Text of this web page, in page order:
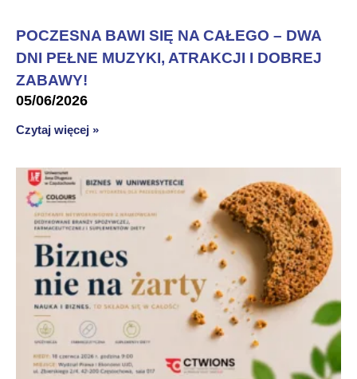
POCZESNA BAWI SIĘ NA CAŁEGO – DWA
DNI PEŁNE MUZYKI, ATRAKCJI I DOBREJ
ZABAWY!
05/06/2026
Czytaj więcej »